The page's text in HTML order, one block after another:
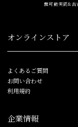
無可動実銃&
オンラインストア
よくあるご質問
お問い合わせ
利用規約
企業情報